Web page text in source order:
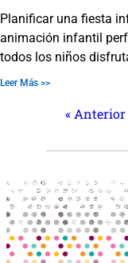
Planificar una fiesta
animación infantil
todos los niños
Leer Más >>
« Anterior